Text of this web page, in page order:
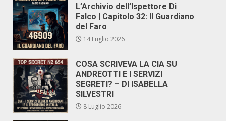
L’Archivio dell’Ispettore Di
Falco | Capitolo 32: Il Guardiano
del Faro
14 Luglio 2026
COSA SCRIVEVA LA CIA SU
ANDREOTTI E I SERVIZI
SEGRETI? – DI ISABELLA
SILVESTRI
8 Luglio 2026